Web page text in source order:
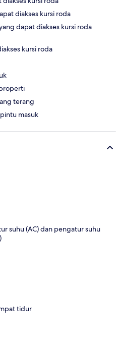
diakses kursi roda
dapat diakses kursi roda
kursi roda
terang
masuk
suhu (AC) dan pengatur suhu
tidur